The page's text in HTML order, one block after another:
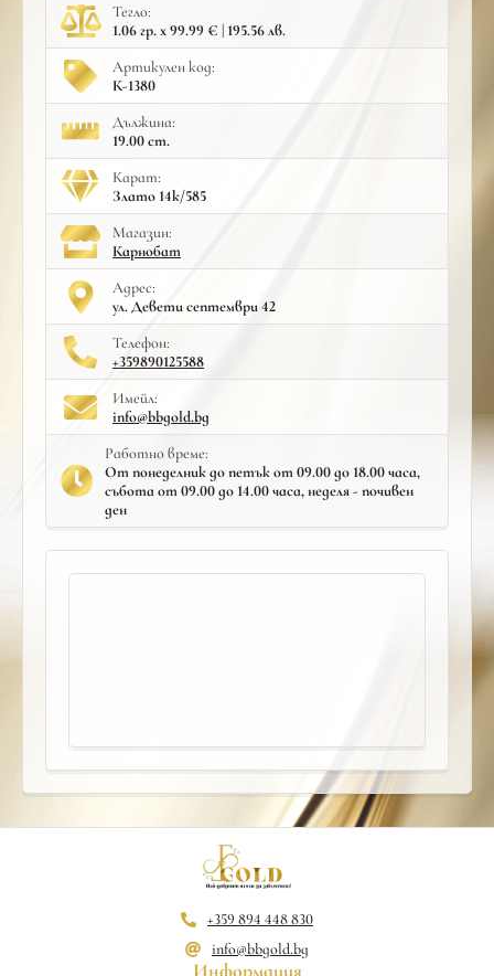
Тегло:
1.06 гр. x 99.99 € | 195.56 лв.
Артикулен код:
К-1380
Дължина:
19.00 cm.
Карат:
Злато 14к/585
Mагазин:
Карнобат
Адрес:
ул. Девети септември 42
Телефон:
+359890125588
Имейл:
info@bbgold.bg
Работно време:
От понеделник до петък от 09.00 до 18.00 часа,
събота от 09.00 до 14.00 часа, неделя - почивен
ден
+359 894 448 830
info@bbgold.bg
Информация